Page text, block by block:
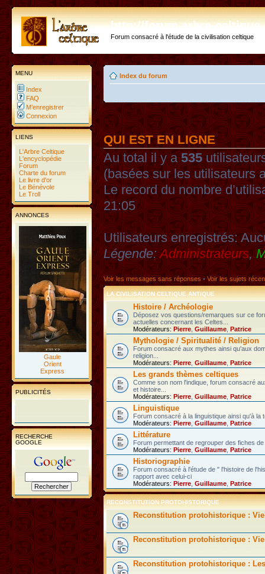
http://forum.arbre-
Forum consacré à l'étude de la civilisation celtique
MENU
Index
FAQ
M’enregistrer
Connexion
LIENS
L'Arbre Celtique
L'encyclopédie
Forum
Charte du forum
Le livre d'or
Le Bénévole
Le Troll
ANNONCES
Gaule
Orient
Express
PUBLICITÉS
RECHERCHE
GOOGLE
Index du forum
QUI EST EN LIGNE
Au total il y a535
(basées sur les utilisateurs
Le record du nombre
21:05
Utilisateurs enregistrés:
Légende:Administrateurs,
Voir les messages sans réponses•Voir les sujets
LA CIVILISATION CELTIQUE ANTIQUE
Histoire / Archéologie
Déposez vos questions/remarques sur ce
actuelles concernant les Celtes...
Modérateurs: Pierre Guillaume Patrice
Mythologie / Spiritualité / Religion
Forum consacré aux mythes ainsi qu'aux
religion...
Modérateurs: Pierre Guillaume Patrice
Les grands thèmes celtiques
Comme son nom l'indique, forum consacré
et histoire...
Modérateurs: Pierre Guillaume Patrice
Linguistique
Forum consacré à la linguistique ainsi qu'à la
Modérateurs: Pierre Guillaume Patrice
Littérature
Forum permettant de regrouper des fiches
Modérateurs: Pierre Guillaume Patrice
Historiographie
Forum consacré à l'étude de " l'histoire de
rapport avec celui-ci
Modérateurs: Pierre Guillaume Patrice
RECONSTITUTION PROTOHISTORIQUE
Reconstitution protohistorique :
Reconstitution protohistorique :
Reconstitution protohistorique :